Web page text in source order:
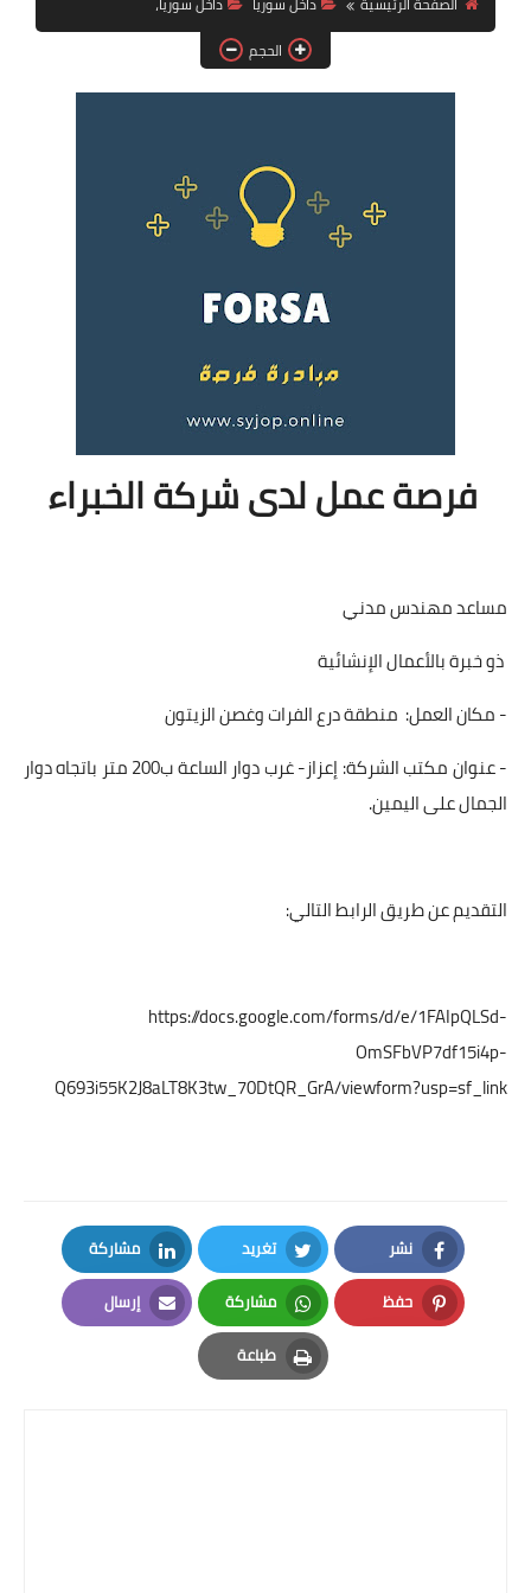
فرص عمل في العراق
فرص عمل في اليمن
دورات تدريبية
الحجم
فرصة عمل لدى شركة الخبراء
مساعد مهندس مدني
ذو خبرة بالأعمال الإنشائية
- مكان العمل: منطقة درع الفرات وغصن الزيتون
- عنوان مكتب الشركة: إعزاز- غرب دوار الساعة ب200 متر باتجاه دوار
الجمال على اليمين.
التقديم عن طريق الرابط التالي:
https://docs.google.com/forms/d/e/1FAIpQLSd-
OmSFbVP7df15i4p-
Q693i55K2J8aLT8K3tw_70DtQR_GrA/viewform?usp=sf_link
نشر
Facebook
تغريد
Twitter
مشاركة
LinkedIn
حفظ
Pinterest
مشاركة
Whatsapp
إرسال
Email
طباعة
Print